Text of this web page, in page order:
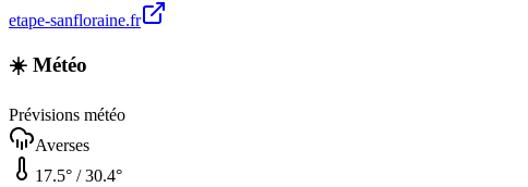
etape-sanfloraine.fr
☀️ Météo
Prévisions météo
Averses
17.5° /30.4°